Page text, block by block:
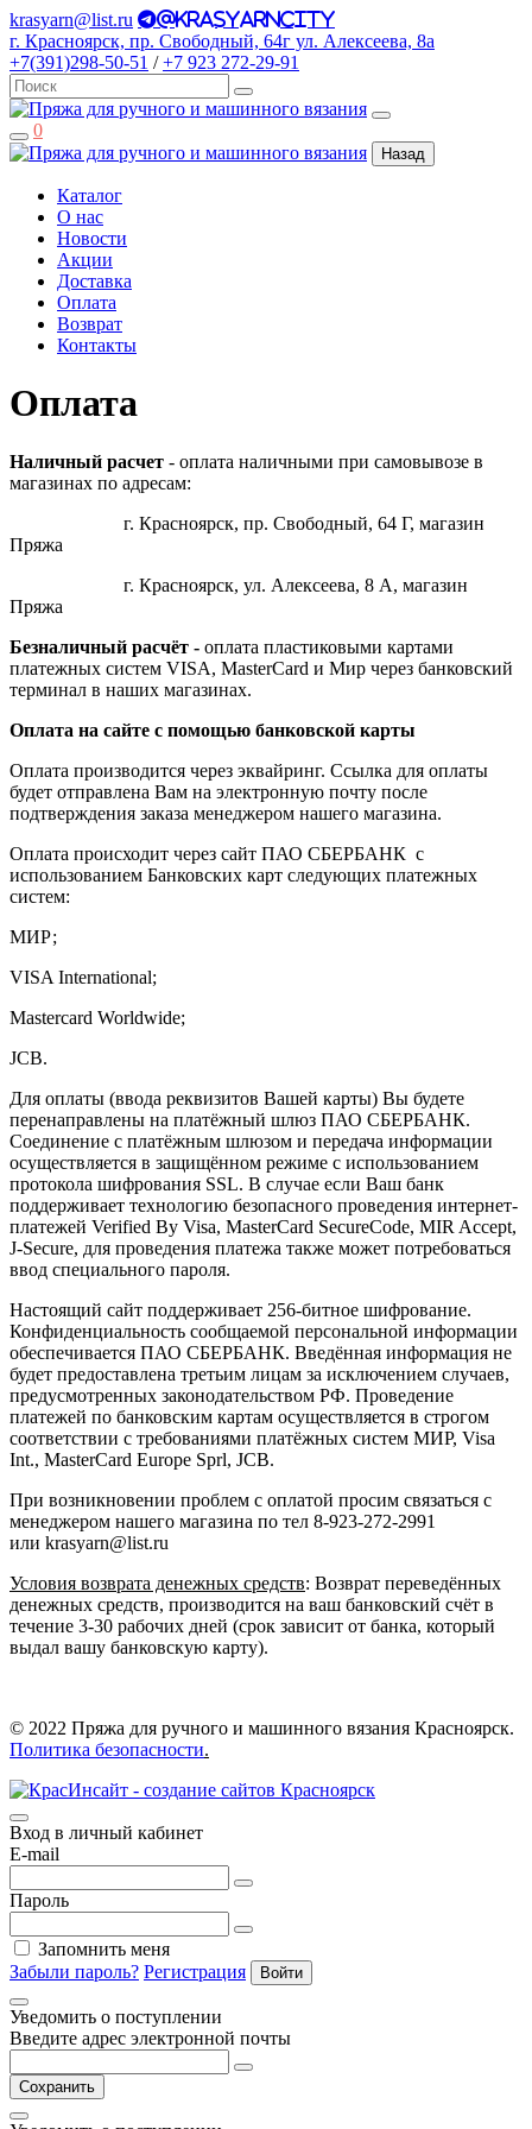
krasyarn@list.ru @krasyarncity
г. Красноярск, пр. Свободный, 64г ул. Алексеева, 8а
+7(391)298-50-51 / +7 923 272-29-91
0
Назад
Каталог
О нас
Новости
Акции
Доставка
Оплата
Возврат
Контакты
Оплата
Наличный расчет - оплата наличными при самовывозе в
магазинах по адресам:
г. Красноярск, пр. Свободный, 64 Г, магазин
Пряжа
г. Красноярск, ул. Алексеева, 8 А, магазин
Пряжа
Безналичный расчёт - оплата пластиковыми картами
платежных систем VISA, MasterCard и Мир через банковский
терминал в наших магазинах.
Оплата на сайте с помощью банковской карты
Оплата производится через эквайринг. Ссылка для оплаты
будет отправлена Вам на электронную почту после
подтверждения заказа менеджером нашего магазина.
Оплата происходит через сайт ПАО СБЕРБАНК с
использованием Банковских карт следующих платежных
систем:
МИР;
VISA International;
Mastercard Worldwide;
JCB.
Для оплаты (ввода реквизитов Вашей карты) Вы будете
перенаправлены на платёжный шлюз ПАО СБЕРБАНК.
Соединение с платёжным шлюзом и передача информации
осуществляется в защищённом режиме с использованием
протокола шифрования SSL. В случае если Ваш банк
поддерживает технологию безопасного проведения интернет-
платежей Verified By Visa, MasterCard SecureCode, MIR Accept,
J-Secure, для проведения платежа также может потребоваться
ввод специального пароля.
Настоящий сайт поддерживает 256-битное шифрование.
Конфиденциальность сообщаемой персональной информации
обеспечивается ПАО СБЕРБАНК. Введённая информация не
будет предоставлена третьим лицам за исключением случаев,
предусмотренных законодательством РФ. Проведение
платежей по банковским картам осуществляется в строгом
соответствии с требованиями платёжных систем МИР, Visa
Int., MasterCard Europe Sprl, JCB.
При возникновении проблем с оплатой просим связаться с
менеджером нашего магазина по тел 8-923-272-2991
или krasyarn@list.ru
Условия возврата денежных средств: Возврат переведённых
денежных средств, производится на ваш банковский счёт в
течение 3-30 рабочих дней (срок зависит от банка, который
выдал вашу банковскую карту).
© 2022 Пряжа для ручного и машинного вязания Красноярск.
Политика безопасности.
Вход в личный кабинет
E-mail
Пароль
Запомнить меня
Забыли пароль? Регистрация Войти
Уведомить о поступлении
Введите адрес электронной почты
Сохранить